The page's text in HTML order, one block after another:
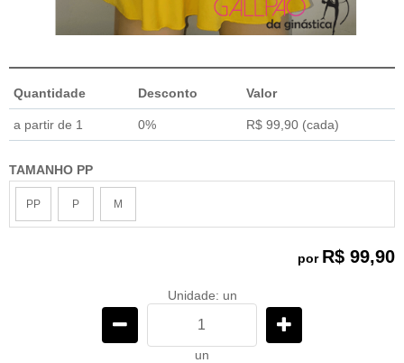
Quantidade Desconto Valor
a partir de 1 0% R$ 99,90 (cada)
TAMANHO PP
PP P M
por R$ 99,90
Unidade: un
un